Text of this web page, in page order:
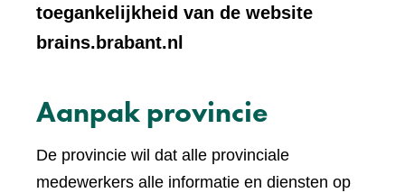
toegankelijkheid van de website
brains.brabant.nl
Aanpak provincie
De provincie wil dat alle provinciale
medewerkers alle informatie en diensten op